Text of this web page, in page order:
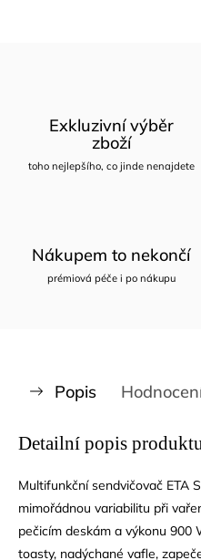
Exkluzivní výběr
zboží
toho nejlepšího, co jinde nenajdete
Nákupem to nekončí
prémiová péče i po nákupu
Popis
Detailní popis produktu
Multifunkční sendvičovač ETA
mimořádnou variabilitu při
pečicím deskám a výkonu 900
toasty, nadýchané vafle,